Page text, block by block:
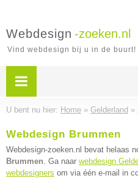
Webdesign -zoeken.nl
Vind webdesign bij u in de buurt!
U bent nu hier: Home » Gelderland »
Webdesign Brummen
Webdesign-zoeken.nl bevat helaas
Brummen. Ga naar webdesign
webdesigners om via één e-mail in